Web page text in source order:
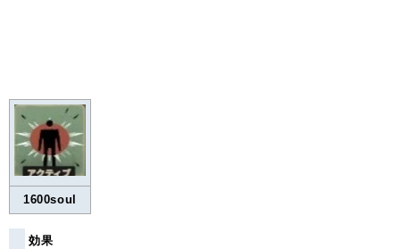
1600soul
効果